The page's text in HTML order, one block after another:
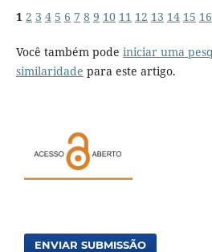
1 2 3 4 5 6 7 8 9 10 11 12 13 14 15 16
Você também pode iniciar uma
similaridade para este artigo.
ENVIAR SUBMISSÃO